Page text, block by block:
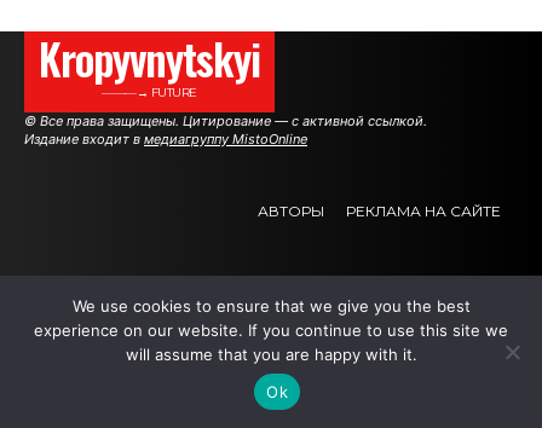
Kropyvnytskyi
———→ FUTURE
© Все права защищены. Цитирование — с активной ссылкой.
Издание входит в медиагруппу MistoOnline
АВТОРЫ РЕКЛАМА НА САЙТЕ
We use cookies to ensure that we give you the best
experience on our website. If you continue to use this site we
will assume that you are happy with it.
Ok